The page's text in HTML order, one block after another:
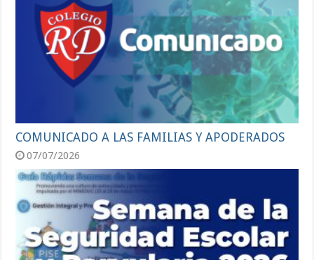
COMUNICADO A LAS FAMILIAS Y APODERADOS
07/07/2026